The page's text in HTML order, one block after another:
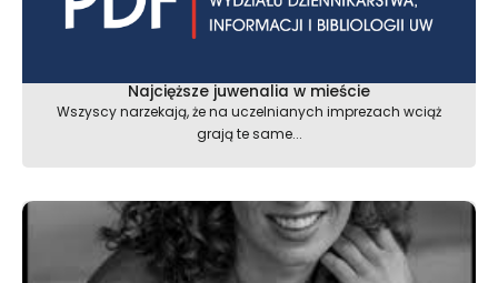
Najcięższe juwenalia w mieście
Wszyscy narzekają, że na uczelnianych imprezach wciąż
grają te same...